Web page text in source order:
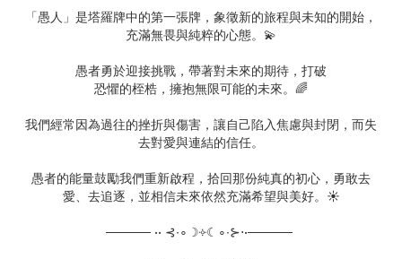
「愚人」是塔羅牌中的第一張牌，象徵新的旅程與未知的開始，
充滿無畏與純粹的心態。💫
愚者勇於迎接挑戰，帶著對未來的期待，打破
恐懼的桎梏，擁抱無限可能的未來。🌈
我們經常因為過往的挫折與傷害，讓自己陷入焦慮與封閉，而失
去對愛與連結的信任。
愚者的能量鼓勵我們重新啟程，拾回那份純真的初心，勇敢去
愛、去追逐，並相信未來依然充滿希望與美好。☀
───── •• ⊰∙∘☽༓☾∘∙⊱⋅•─────